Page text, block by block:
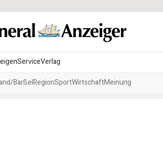
ServiceVerlag
BarßelRegionSportWirtschaftMeinung